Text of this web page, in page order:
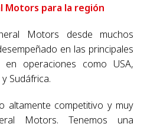
Motors para la región
Motors desde muchos
en las principales
operaciones como USA,
Sudáfrica.
altamente competitivo y muy
Motors. Tenemos una